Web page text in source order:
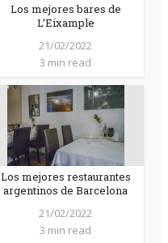
Los mejores bares de
L’Eixample
21/02/2022
3 min read
Los mejores restaurantes
argentinos de Barcelona
21/02/2022
3 min read